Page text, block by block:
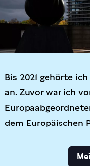
Bis 2021 gehörte
an. Zuvor war ich
dem Europäischen